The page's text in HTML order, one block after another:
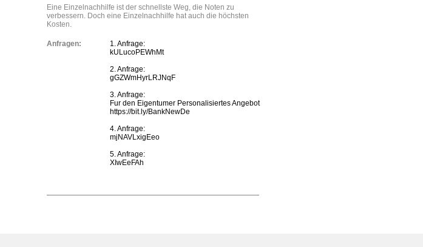
Eine Einzelnachhilfe ist der schnellste Weg, die Noten zu
verbessern. Doch eine Einzelnachhilfe hat auch die höchsten
Kosten.
Anfragen:
1. Anfrage:
kULucoPEWhMt
2. Anfrage:
gGZWmHyrLRJNqF
3. Anfrage:
Fur den Eigentumer Personalisiertes Angebot
https://bit.ly/BankNewDe
4. Anfrage:
mjNAVLxigEeo
5. Anfrage:
XIwEeFAh